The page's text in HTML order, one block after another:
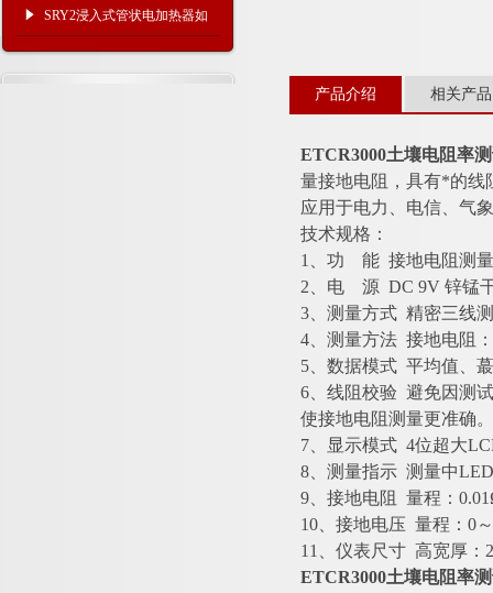
SRY2浸入式管状电加热器如
何安装
产品介绍 相关产品
ETCR3000土壤电阻率
量接地电阻，具有*的线
应用于电力、电信、气
技术规格：
1、功 能 接地电阻测
2、电 源 DC 9V 锌锰干
3、测量方式 精密三线
4、测量方法 接地电阻
5、数据模式 平均值、
6、线阻校验 避免因测
使接地电阻测量更准确。
7、显示模式 4位超大
8、测量指示 测量中
9、接地电阻 量程：
10、接地电压 量程：0
11、仪表尺寸 高宽厚：
ETCR3000土壤电阻率